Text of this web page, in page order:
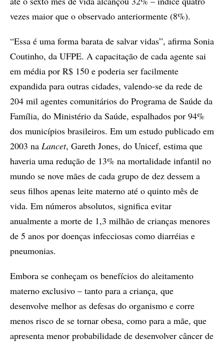
vezes maior que o observado anteriormente (8%).
“Essa é uma forma barata de salvar vidas”, afirma Sonia
Coutinho, da UFPE. A capacitação de cada agente sai
em média por R$ 150 e poderia ser facilmente
expandida para outras cidades, valendo-se da rede de
204 mil agentes comunitários do Programa de Saúde da
Família, do Ministério da Saúde, espalhados por 94%
dos municípios brasileiros. Em um estudo publicado em
2003 na Lancet, Gareth Jones, do Unicef, estima que
haveria uma redução de 13% na mortalidade infantil no
mundo se nove mães de cada grupo de dez dessem a
seus filhos apenas leite materno até o quinto mês de
vida. Em números absolutos, significa evitar
anualmente a morte de 1,3 milhão de crianças menores
de 5 anos por doenças infecciosas como diarréias e
pneumonias.
Embora se conheçam os benefícios do aleitamento
materno exclusivo – tanto para a criança, que
desenvolve melhor as defesas do organismo e corre
menos risco de se tornar obesa, como para a mãe, que
apresenta menor probabilidade de desenvolver câncer de